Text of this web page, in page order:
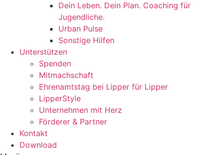
Dein Leben. Dein Plan. Coaching für
Jugendliche.
Urban Pulse
Sonstige Hilfen
Unterstützen
Spenden
Mitmachschaft
Ehrenamtstag bei Lipper für Lipper
LipperStyle
Unternehmen mit Herz
Förderer & Partner
Kontakt
Download